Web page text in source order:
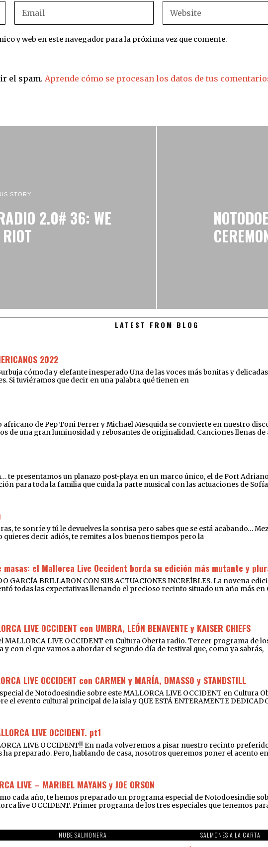
y web en este navegador para la próxima vez que comente.
el spam. Aprende cómo se procesan los datos de tus
STORY
2.0# 36: WE
LATEST FROM BLOG
2022
Burbuja cómoda y elefante inesperado Una de las voces más bonitas y
Si tuviéramos que decir en una palabra qué tienen en
africano de Pep Toni Ferrer y Michael Mesquida se convierte en nuestro
de una gran luminosidad y rebosantes de originalidad. Canciones llenas
presentamos un planazo post-playa en un marco único, el de Port
para toda la familia que cuida la parte musical con las actuaciones de
te sonríe y tú le devuelves la sonrisa pero sabes que se está acabando…
quieres decir adiós, te remites a los buenos tiempos pero la
masas: el Mallorca Live Occident borda su edición más mutante y
GARCÍA BRILLARON CON SUS ACTUACIONES INCREÍBLES. La novena
todas las expectativas llenando el precioso recinto situado un año más
LIVE OCCIDENT con UMBRA, LEÓN BENAVENTE y KAISER CHIEFS
LIVE OCCIDENT en Cultura Oberta radio. Tercer programa de
con el que vamos a abordar el segundo día de festival que, como ya sabrás,
LIVE OCCIDENT con CARMEN y MARÍA, DMASSO y STANDSTILL
de Notodoesindie sobre este MALLORCA LIVE OCCIDENT en Cultura
el evento cultural principal de la isla y QUE ESTÁ ENTERAMENTE
LIVE OCCIDENT. pt1
LIVE OCCIDENT!! En nada volveremos a pisar nuestro recinto
preparado. Pero, hablando de casa, nosotros queremos poner el acento
LIVE – MARIBEL MAYANS y JOE ORSON
cada año, te hemos preparado un programa especial de Notodoesindie
live OCCIDENT. Primer programa de los tres especiales que tenemos
NUBE SALMONERA SALMONES A LA CARTA